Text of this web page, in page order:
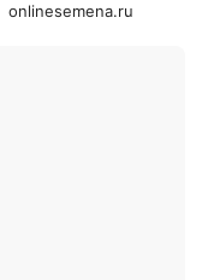
onlinesemena.ru